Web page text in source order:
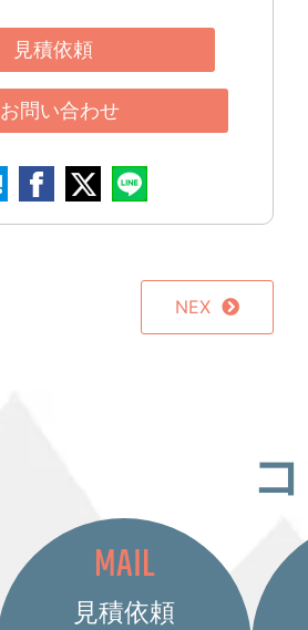
見積依頼
お問い合わせ
NEX
MAIL
見積依頼